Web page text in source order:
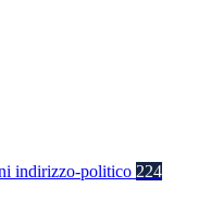
indirizzo-politico 224